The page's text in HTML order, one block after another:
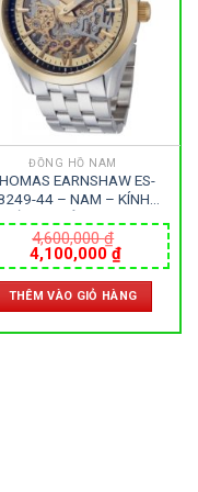
76
44-47mm
ĐỒNG HỒ NAM
EARNSHAW ES-
44 – NAM – KÍNH
– SIZE 45MM –
MÁY ANH QUỐC
4,600,000₫
Giá
gốc
là:
4,600,000 ₫.
4,100,000₫Giá
hiện
tại
là:
THÊM VÀO GIỎ HÀNG